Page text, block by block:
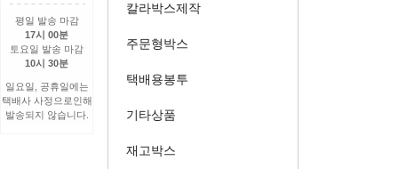
평일 발송 마감
17시 00분
토요일 발송 마감
10시 30분
일요일, 공휴일에는
택배사 사정으로인해
발송되지 않습니다.
칼라박스제작
주문형박스
택배용봉투
기타상품
재고박스